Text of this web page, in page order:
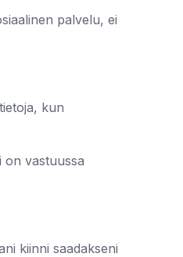
palvelu, ei
kun
vastuussa
kiinni saadakseni